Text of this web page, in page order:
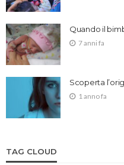
Quando il
7 anni fa
Scoperta
1 anno fa
TAG CLOUD